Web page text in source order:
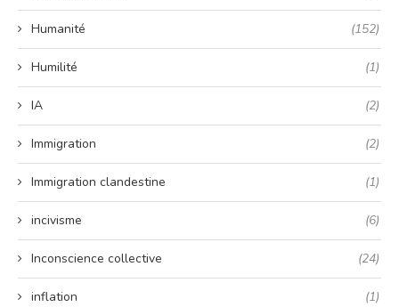
Humanité (152)
Humilité (1)
IA (2)
Immigration (2)
Immigration clandestine (1)
incivisme (6)
Inconscience collective (24)
inflation (1)